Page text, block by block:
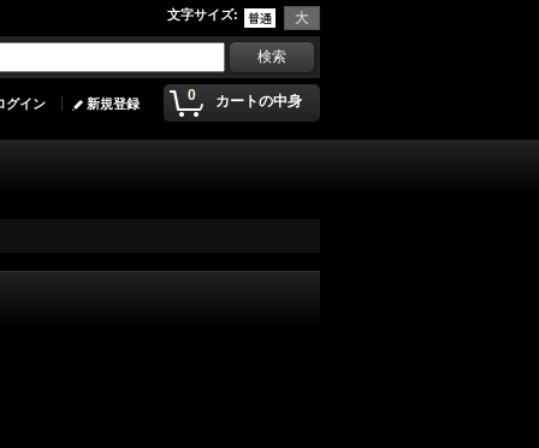
文字サイズ:
0 カートの中身
グイン 新規登録